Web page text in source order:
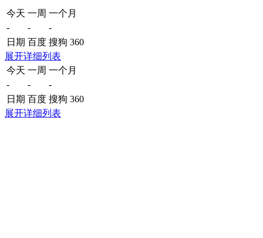
今天 一周 一个月
-
-
-
日期 百度 搜狗 360
展开详细列表
今天 一周 一个月
-
-
-
日期 百度 搜狗 360
展开详细列表